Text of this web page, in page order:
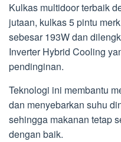
Kulkas multidoor terbaik
jutaan, kulkas 5 pintu
sebesar 193W dan
Inverter Hybrid Cooling
pendinginan.
Teknologi ini membantu
dan menyebarkan suhu
sehingga makanan tetap
dengan baik.